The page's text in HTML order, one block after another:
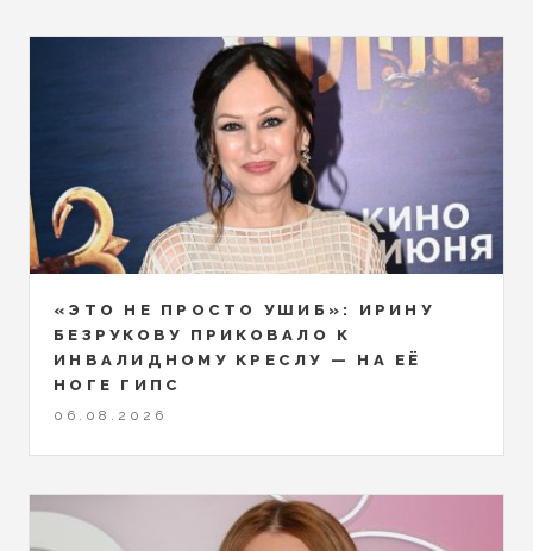
«ЭТО НЕ ПРОСТО УШИБ»: ИРИНУ
БЕЗРУКОВУ ПРИКОВАЛО К
ИНВАЛИДНОМУ КРЕСЛУ — НА ЕЁ
НОГЕ ГИПС
06.08.2026